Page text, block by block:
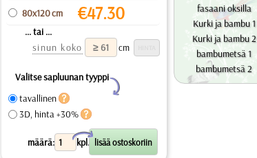
80x120 cm €47.30
... tai ...
sinun koko
cm
Valitse sapluunan tyyppi
Y
tavallinen
3D, hinta +30%
määrä: kpl.
X
fasaani oksilla
Kurki ja bambu 1
Kurki ja bambu 2
bambumetsä 1
bambumetsä 2